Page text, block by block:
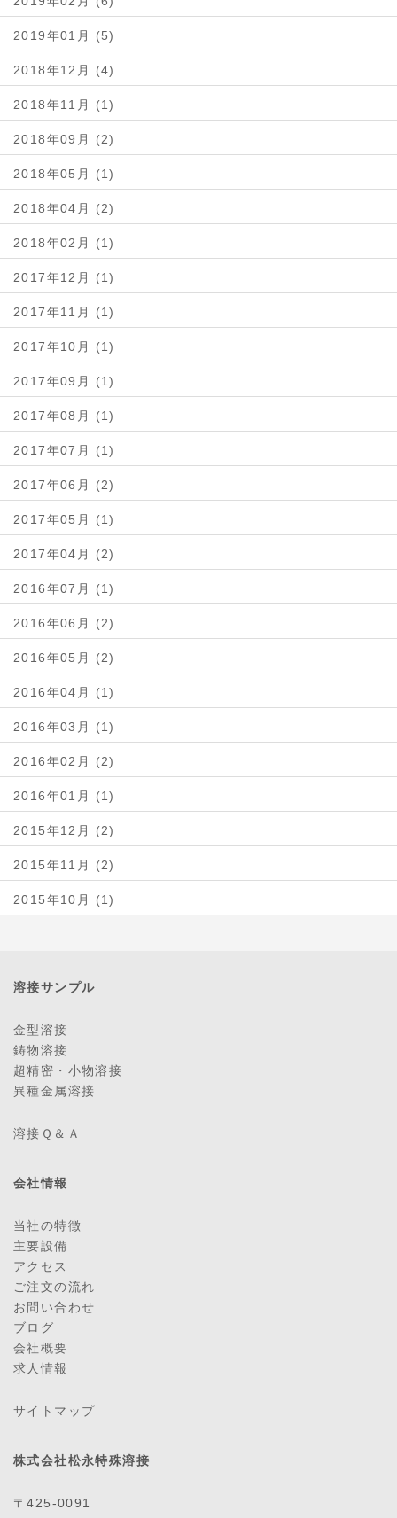
2019年01月 (5)
2018年12月 (4)
2018年11月 (1)
2018年09月 (2)
2018年05月 (1)
2018年04月 (2)
2018年02月 (1)
2017年12月 (1)
2017年11月 (1)
2017年10月 (1)
2017年09月 (1)
2017年08月 (1)
2017年07月 (1)
2017年06月 (2)
2017年05月 (1)
2017年04月 (2)
2016年07月 (1)
2016年06月 (2)
2016年05月 (2)
2016年04月 (1)
2016年03月 (1)
2016年02月 (2)
2016年01月 (1)
2015年12月 (2)
2015年11月 (2)
2015年10月 (1)
溶接サンプル
金型溶接
鋳物溶接
超精密・小物溶接
異種金属溶接
溶接Ｑ＆Ａ
会社情報
当社の特徴
主要設備
アクセス
ご注文の流れ
お問い合わせ
ブログ
会社概要
求人情報
サイトマップ
株式会社松永特殊溶接
〒425-0091